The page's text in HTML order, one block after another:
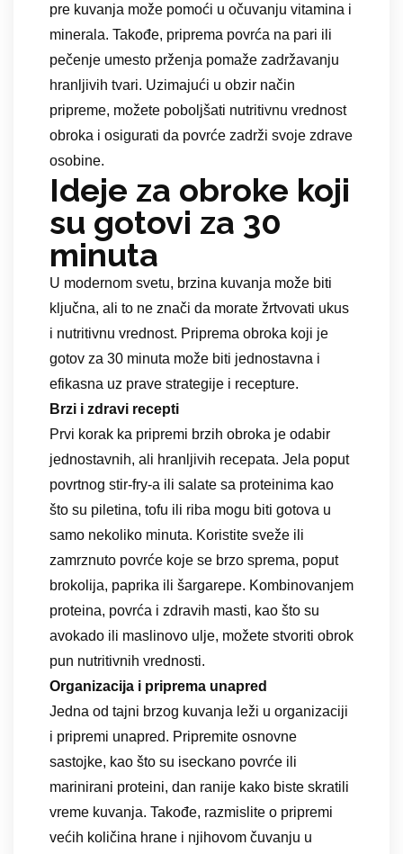
pre kuvanja može pomoći u očuvanju vitamina i
minerala. Takođe, priprema povrća na pari ili
pečenje umesto prženja pomaže zadržavanju
hranljivih tvari. Uzimajući u obzir način
pripreme, možete poboljšati nutritivnu vrednost
obroka i osigurati da povrće zadrži svoje zdrave
osobine.
Ideje za obroke koji
su gotovi za 30
minuta
U modernom svetu, brzina kuvanja može biti
ključna, ali to ne znači da morate žrtvovati ukus
i nutritivnu vrednost. Priprema obroka koji je
gotov za 30 minuta može biti jednostavna i
efikasna uz prave strategije i recepture.
Brzi i zdravi recepti
Prvi korak ka pripremi brzih obroka je odabir
jednostavnih, ali hranljivih recepata. Jela poput
povrtnog stir-fry-a ili salate sa proteinima kao
što su piletina, tofu ili riba mogu biti gotova u
samo nekoliko minuta. Koristite sveže ili
zamrznuto povrće koje se brzo sprema, poput
brokolija, paprika ili šargarepe. Kombinovanjem
proteina, povrća i zdravih masti, kao što su
avokado ili maslinovo ulje, možete stvoriti obrok
pun nutritivnih vrednosti.
Organizacija i priprema unapred
Jedna od tajni brzog kuvanja leži u organizaciji
i pripremi unapred. Pripremite osnovne
sastojke, kao što su iseckano povrće ili
marinirani proteini, dan ranije kako biste skratili
vreme kuvanja. Takođe, razmislite o pripremi
većih količina hrane i njihovom čuvanju u